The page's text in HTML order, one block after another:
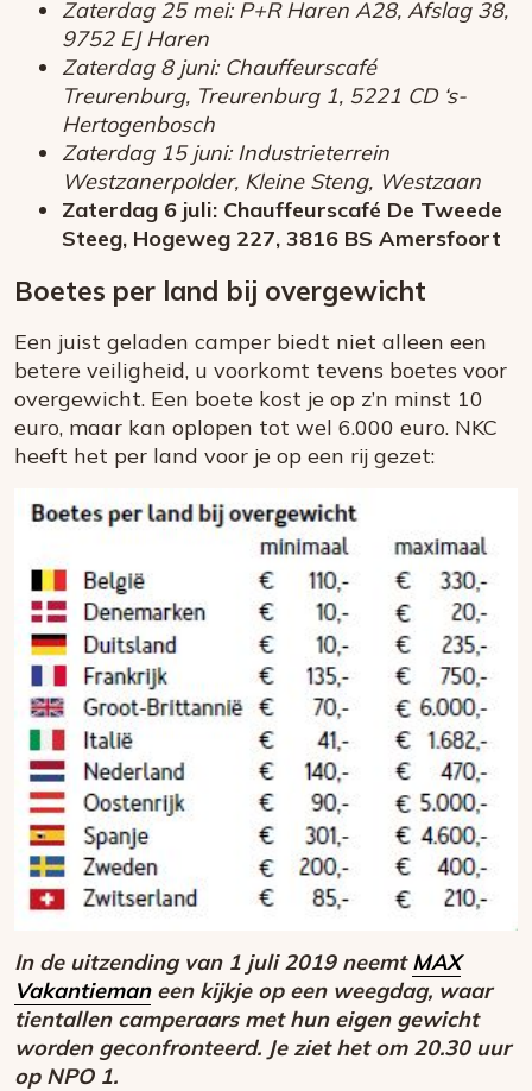
Zaterdag 25 mei: P+R Haren A28, Afslag 38,
9752 EJ Haren
Zaterdag 8 juni: Chauffeurscafé
Treurenburg, Treurenburg 1, 5221 CD ‘s-
Hertogenbosch
Zaterdag 15 juni: Industrieterrein
Westzanerpolder, Kleine Steng, Westzaan
Zaterdag 6 juli: Chauffeurscafé De Tweede
Steeg, Hogeweg 227, 3816 BS Amersfoort
Boetes per land bij overgewicht
Een juist geladen camper biedt niet alleen een
betere veiligheid, u voorkomt tevens boetes voor
overgewicht. Een boete kost je op z’n minst 10
euro, maar kan oplopen tot wel 6.000 euro. NKC
heeft het per land voor je op een rij gezet:
In de uitzending van 1 juli 2019 neemtMAX
Vakantiemaneen kijkje op een weegdag, waar
tientallen camperaars met hun eigen gewicht
worden geconfronteerd. Je ziet het om 20.30 uur
op NPO 1.